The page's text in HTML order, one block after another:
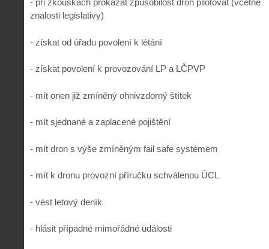
- při zkouškách prokázat způsobilost dron pilotovat (včetně
znalosti legislativy)
- získat od úřadu povolení k létání
- získat povolení k provozování LP a LČPVP
- mít onen již zmíněný ohnivzdorný štítek
- mít sjednané a zaplacené pojištění
- mít dron s výše zmíněným fail safe systémem
- mít k dronu provozní příručku schválenou ÚCL
- vést letový deník
- hlásit případné mimořádné události